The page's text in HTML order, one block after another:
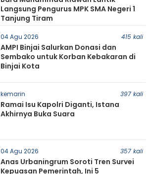
Langsung Pengurus MPK SMA Negeri 1
Tanjung Tiram
04 Agu 2026 415 kali
AMPI Binjai Salurkan Donasi dan
Sembako untuk Korban Kebakaran di
Binjai Kota
kemarin 397 kali
Ramai Isu Kapolri Diganti, Istana
Akhirnya Buka Suara
04 Agu 2026 357 kali
Anas Urbaningrum Soroti Tren Survei
Kepuasan Pemerintah, Ini 5